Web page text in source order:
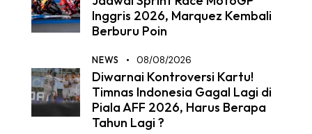
Inggris 2026, Marquez Kembali
Berburu Poin
NEWS 08/08/2026
Diwarnai Kontroversi Kartu!
Timnas Indonesia Gagal Lagi di
Piala AFF 2026, Harus Berapa
Tahun Lagi ?